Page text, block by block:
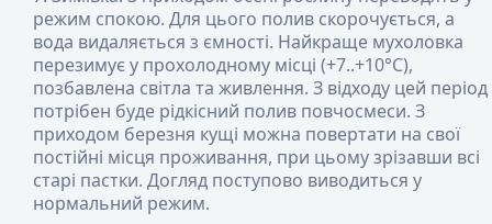
режим спокою. Для цього полив скорочується, а
вода видаляється з ємності. Найкраще мухоловка
перезимує у прохолодному місці (+7..+10°С),
позбавлена ​​світла та живлення. З відходу цей період
потрібен буде рідкісний полив повчосмеси. З
приходом березня кущі можна повертати на свої
постійні місця проживання, при цьому зрізавши всі
старі пастки. Догляд поступово виводиться у
нормальний режим.